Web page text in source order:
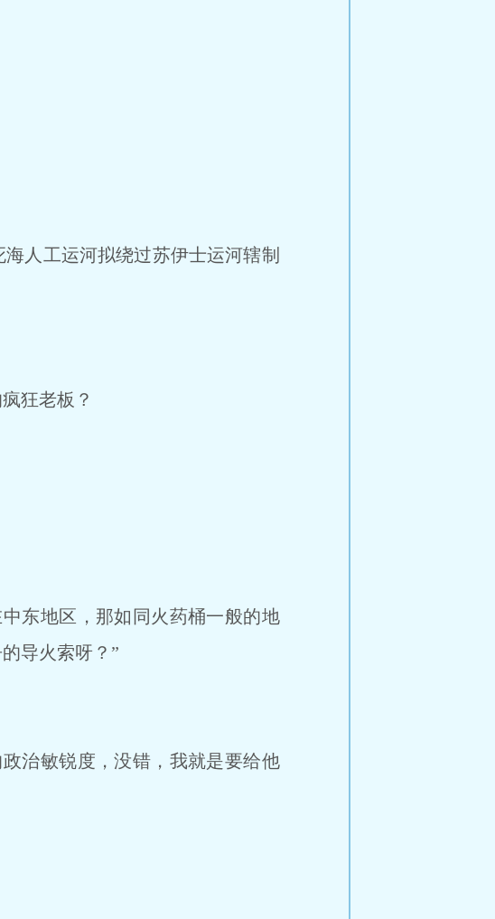
人工运河拟绕过苏伊士运河辖制
狂老板？
东地区，那如同火药桶一般的地
导火索呀？”
治敏锐度，没错，我就是要给他